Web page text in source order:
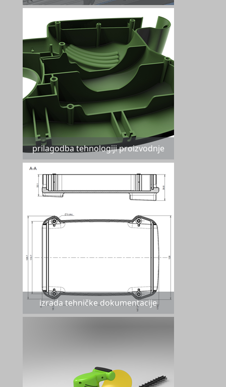
prilagodba tehnologiji proizvodnje
izrada tehničke dokumentacije